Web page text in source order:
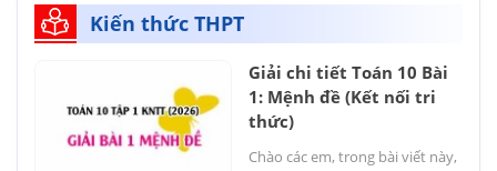
Kiến thức THPT
Giải chi tiết Toán 10 Bài
1: Mệnh đề (Kết nối tri
thức)
Chào các em, trong bài viết này,